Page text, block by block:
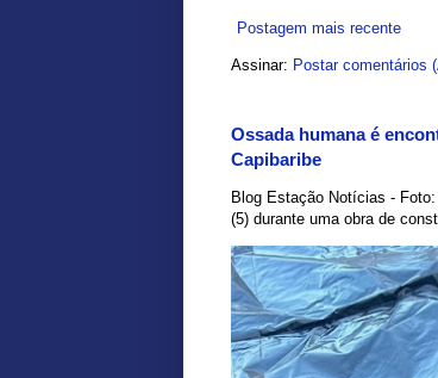
Postagem mais recente
Assinar: Postar comentários
Ossada humana é
Capibaribe
Blog Estação Notícias -
(5) durante uma obra de